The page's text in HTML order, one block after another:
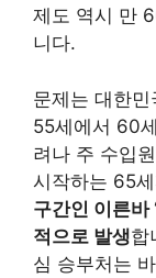
제도 역시 만
니다.
문제는 대한
55세에서 60
려나 주 수입
시작하는 65
구간인 이른바
적으로 발생합
심 승부처는